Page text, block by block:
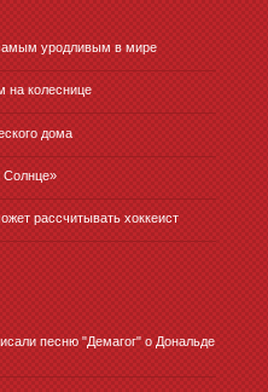
уродливым в мире
на колеснице
дома
Солнце»
рассчитывать хоккеист
песню "Демагог" о Дональде